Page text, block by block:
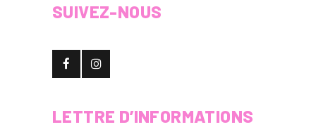
SUIVEZ-NOUS
LETTRE D’INFORMATIONS